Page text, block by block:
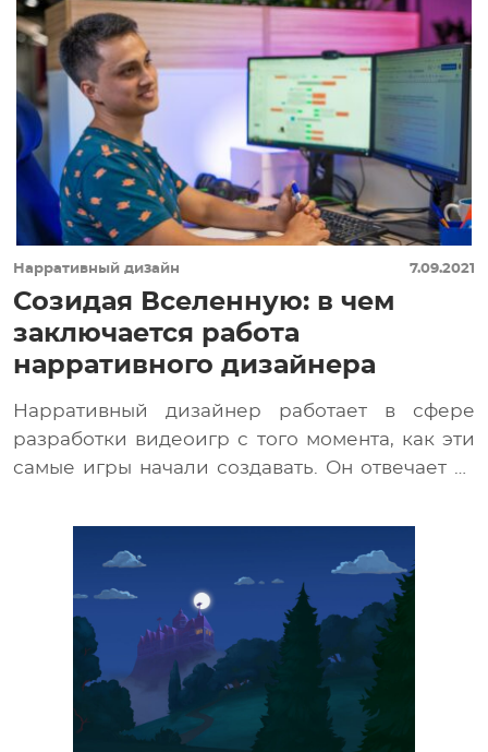
Нарративный дизайн 7.09.2021
Созидая Вселенную: в чем
заключается работа
нарративного дизайнера
Нарративный дизайнер работает в сфере
разработки видеоигр с того момента, как эти
самые игры начали создавать. Он отвечает за